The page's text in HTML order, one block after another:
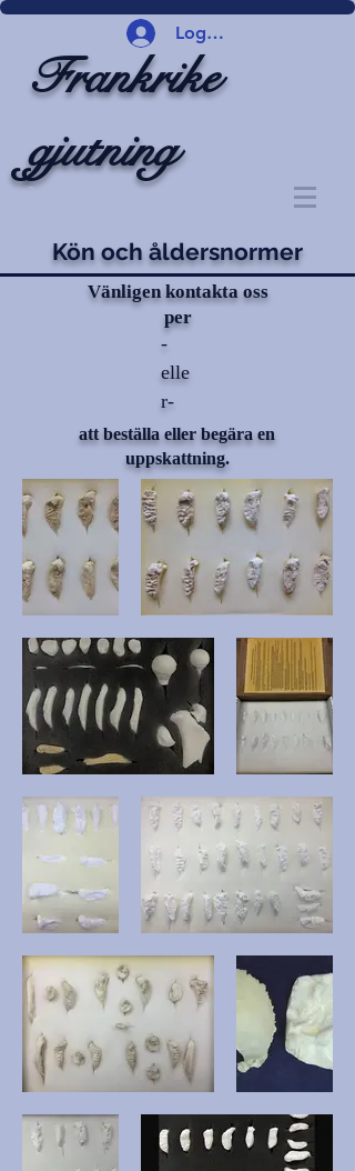
Logga in
Frankrike
gjutning
Kön och åldersnormer
Vänligen kontakta oss
per
-
elle
r-
att beställa eller begära en
uppskattning.